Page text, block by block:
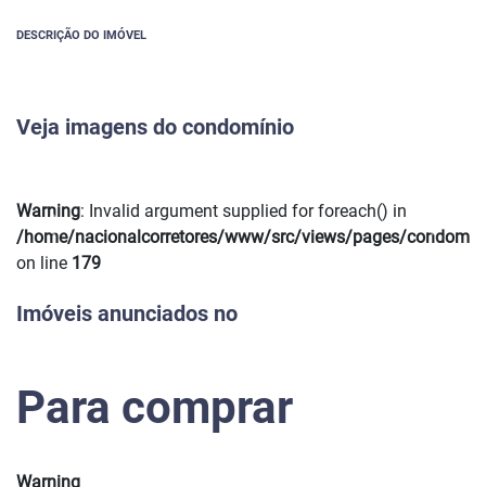
DESCRIÇÃO DO IMÓVEL
Veja imagens do condomínio
Warning: Invalid argument supplied for foreach() in
/home/nacionalcorretores/www/src/views/pages/
on line 179
Previous Next
Imóveis anunciados no
Para comprar
Warning